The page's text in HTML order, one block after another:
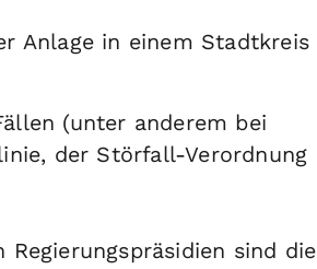
Anlage in einem Stadtkreis
(unter anderem bei
der Störfall-Verordnung
sind die